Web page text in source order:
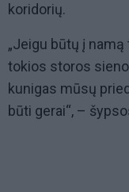
koridorių.
„Jeigu būtų į
tokios storos
kunigas mūsų
būti gerai“, –